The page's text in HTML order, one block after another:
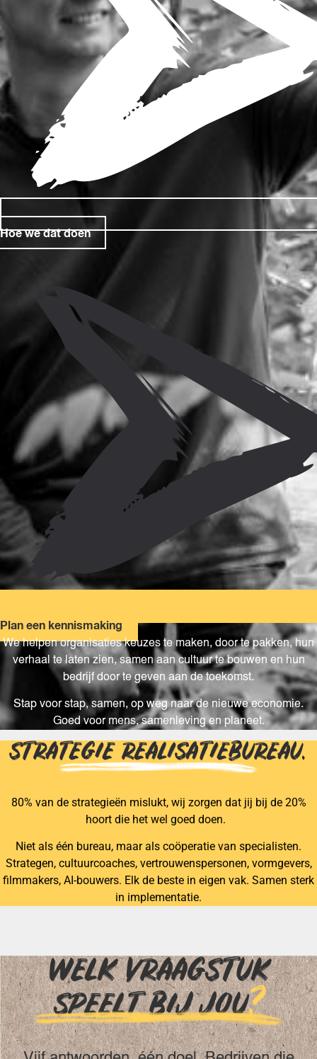
Hoe we dat doen
Plan een kennismaking
We helpen organisaties keuzes te maken, door te pakken, hun
verhaal te laten zien, samen aan cultuur te bouwen en hun
bedrijf door te geven aan de toekomst.
Stap voor stap, samen, op weg naar de nieuwe economie.
Goed voor mens, samenleving en planeet.
STRATEGIE REALISATIEBUREAU.
80% van de strategieën mislukt, wij zorgen dat jij bij de 20%
hoort die het wel goed doen.
Niet als één bureau, maar als coöperatie van specialisten.
Strategen, cultuurcoaches, vertrouwenspersonen, vormgevers,
filmmakers, AI-bouwers. Elk de beste in eigen vak. Samen sterk
in implementatie.
WELK VRAAGSTUK
SPEELT BIJ JOU?